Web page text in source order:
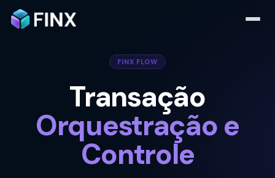
FINX FLOW
Transação
Orquestração e
Controle